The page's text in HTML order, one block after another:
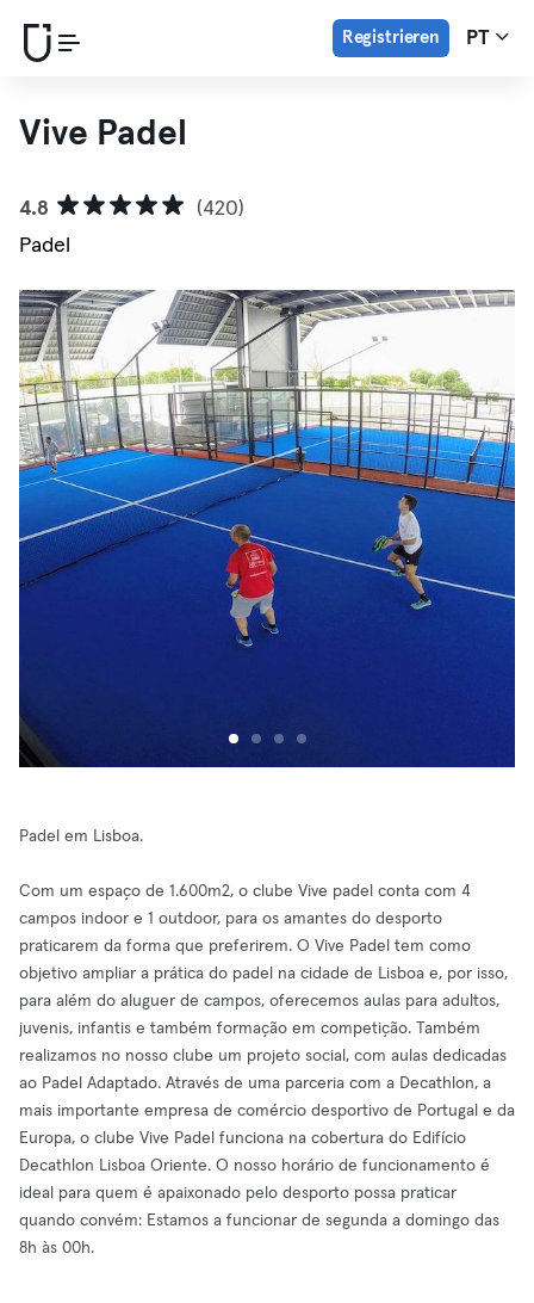
Registrieren PT
Vive Padel
4.8
(420)
Padel
Padel em Lisboa.
Com um espaço de 1.600m2, o clube Vive padel conta com 4
campos indoor e 1 outdoor, para os amantes do desporto
praticarem da forma que preferirem. O Vive Padel tem como
objetivo ampliar a prática do padel na cidade de Lisboa e, por isso,
para além do aluguer de campos, oferecemos aulas para adultos,
juvenis, infantis e também formação em competição. Também
realizamos no nosso clube um projeto social, com aulas dedicadas
ao Padel Adaptado. Através de uma parceria com a Decathlon, a
mais importante empresa de comércio desportivo de Portugal e da
Europa, o clube Vive Padel funciona na cobertura do Edifício
Decathlon Lisboa Oriente. O nosso horário de funcionamento é
ideal para quem é apaixonado pelo desporto possa praticar
quando convém: Estamos a funcionar de segunda a domingo das
8h às 00h.